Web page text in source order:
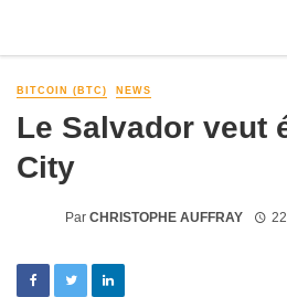
BITCOIN (BTC) NEWS
Le Salvador veut
City
Par CHRISTOPHE AUFFRAY